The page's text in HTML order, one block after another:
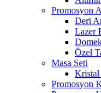
Promosyon
Deri
Lazer
Özel
Masa Seti
Kristal
Promosyon